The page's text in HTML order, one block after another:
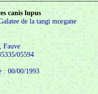
canis lupus
de la tangi morgane
Fauve
05594
:00/00/1993